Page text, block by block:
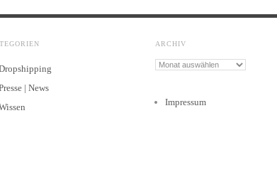
| News
ARCHIV
Archiv
Impressum